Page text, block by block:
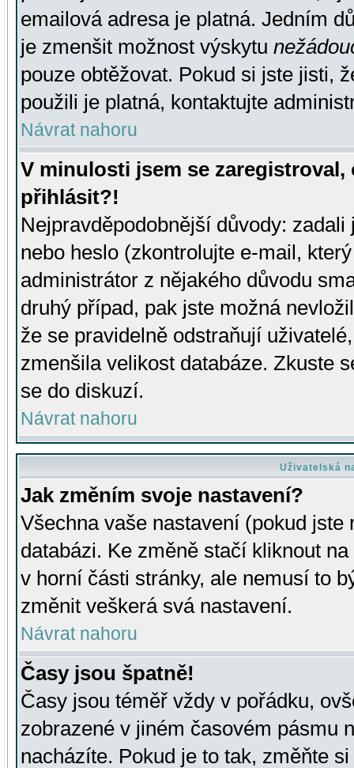
emailová adresa je platná. Jedním
je zmenšit možnost výskytu
pouze obtěžovat. Pokud si jste jisti,
použili je platná, kontaktujte
Návrat nahoru
V minulosti jsem se
přihlásit?!
Nejpravděpodobnější důvody:
nebo heslo (zkontrolujte e-mail,
administrátor z nějakého důvodu
druhý případ, pak jste možná
že se pravidelně odstraňují
zmenšila velikost databáze. Zkuste
se do diskuzí.
Návrat nahoru
Uživatelská
Jak změním svoje nastavení?
Všechna vaše nastavení (pokud
databázi. Ke změně stačí kliknout
v horní části stránky, ale nemusí to
změnit veškerá svá nastavení.
Návrat nahoru
Časy jsou špatně!
Časy jsou téměř vždy v pořádku,
zobrazené v jiném časovém pásmu
nacházíte. Pokud je to tak, změňte